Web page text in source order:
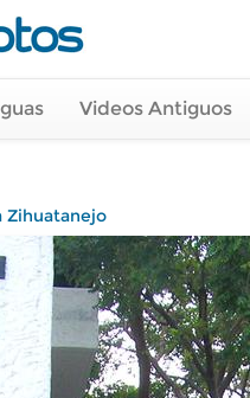
Videos Antiguos
Zihuatanejo